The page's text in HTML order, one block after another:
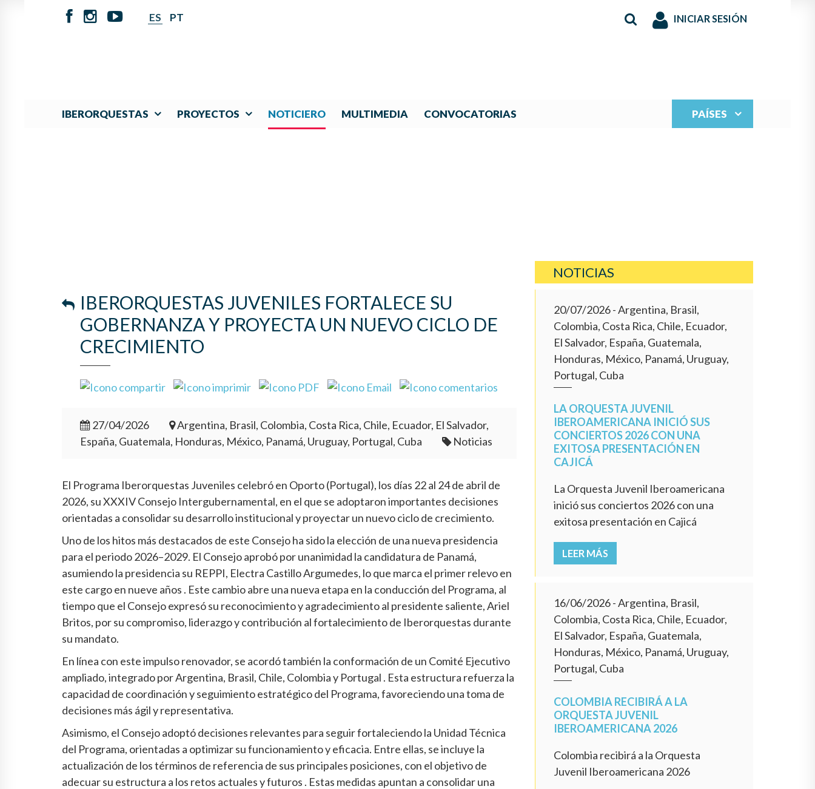
ES PT INICIAR SESIÓN
IBERORQUESTAS PROYECTOS NOTICIERO MULTIMEDIA CONVOCATORIAS PAÍSES
IBERORQUESTAS JUVENILES FORTALECE SU
GOBERNANZA Y PROYECTA UN NUEVO CICLO DE
CRECIMIENTO
27/04/2026
Argentina, Brasil, Colombia, Costa Rica, Chile, Ecuador, El Salvador,
España, Guatemala, Honduras, México, Panamá, Uruguay, Portugal, Cuba
Noticias
El Programa Iberorquestas Juveniles celebró en Oporto (Portugal), los días 22 al 24 de abril de
2026, su XXXIV Consejo Intergubernamental, en el que se adoptaron importantes decisiones
orientadas a consolidar su desarrollo institucional y proyectar un nuevo ciclo de crecimiento.
Uno de los hitos más destacados de este Consejo ha sido la elección de una nueva presidencia
para el periodo 2026–2029. El Consejo aprobó por unanimidad la candidatura de Panamá,
asumiendo la presidencia su REPPI, Electra Castillo Argumedes, lo que marca el primer relevo en
este cargo en nueve años . Este cambio abre una nueva etapa en la conducción del Programa, al
tiempo que el Consejo expresó su reconocimiento y agradecimiento al presidente saliente, Ariel
Britos, por su compromiso, liderazgo y contribución al fortalecimiento de Iberorquestas durante
su mandato.
En línea con este impulso renovador, se acordó también la conformación de un Comité Ejecutivo
ampliado, integrado por Argentina, Brasil, Chile, Colombia y Portugal . Esta estructura refuerza la
capacidad de coordinación y seguimiento estratégico del Programa, favoreciendo una toma de
decisiones más ágil y representativa.
Asimismo, el Consejo adoptó decisiones relevantes para seguir fortaleciendo la Unidad Técnica
del Programa, orientadas a optimizar su funcionamiento y eficacia. Entre ellas, se incluye la
actualización de los términos de referencia de sus principales posiciones, con el objetivo de
adecuar su estructura a los retos actuales y futuros . Estas medidas apuntan a consolidar una
NOTICIAS
20/07/2026- Argentina, Brasil,
Colombia, Costa Rica, Chile, Ecuador,
El Salvador, España, Guatemala,
Honduras, México, Panamá, Uruguay,
Portugal, Cuba
LA ORQUESTA JUVENIL
IBEROAMERICANA INICIÓ SUS
CONCIERTOS 2026 CON UNA
EXITOSA PRESENTACIÓN EN
CAJICÁ
La Orquesta Juvenil Iberoamericana
inició sus conciertos 2026 con una
exitosa presentación en Cajicá
LEER MÁS
16/06/2026- Argentina, Brasil,
Colombia, Costa Rica, Chile, Ecuador,
El Salvador, España, Guatemala,
Honduras, México, Panamá, Uruguay,
Portugal, Cuba
COLOMBIA RECIBIRÁ A LA
ORQUESTA JUVENIL
IBEROAMERICANA 2026
Colombia recibirá a la Orquesta
Juvenil Iberoamericana 2026